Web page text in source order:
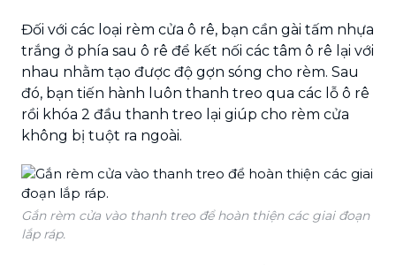
Đối với các loại rèm cửa ô rê, bạn cần gài tấm nhựa
trắng ở phía sau ô rê để kết nối các tâm ô rê lại với
nhau nhằm tạo được độ gợn sóng cho rèm. Sau
đó, bạn tiến hành luôn thanh treo qua các lỗ ô rê
rồi khóa 2 đầu thanh treo lại giúp cho rèm cửa
không bị tuột ra ngoài.
Gắn rèm cửa vào thanh treo để hoàn thiện các giai đoạn
lắp ráp.